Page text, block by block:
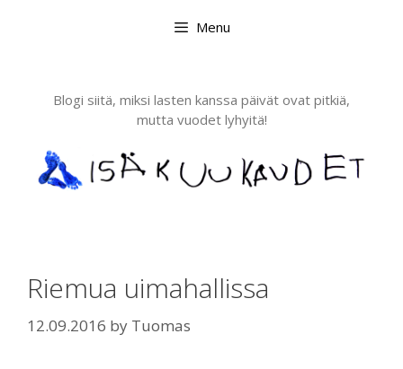
Menu
Blogi siitä, miksi lasten kanssa päivät ovat pitkiä,
mutta vuodet lyhyitä!
Riemua uimahallissa
12.09.2016 by Tuomas